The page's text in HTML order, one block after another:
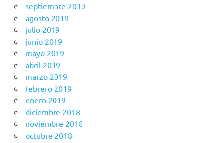
septiembre 2019
agosto 2019
julio 2019
junio 2019
mayo 2019
abril 2019
marzo 2019
febrero 2019
enero 2019
diciembre 2018
noviembre 2018
octubre 2018